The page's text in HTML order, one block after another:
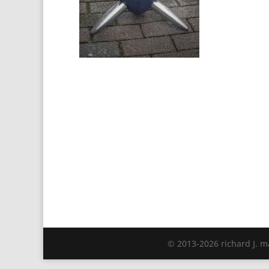
© 2013-2026 richard J.